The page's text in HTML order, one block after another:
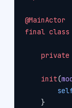
@MainActor
final class
    private
    init
(
    }